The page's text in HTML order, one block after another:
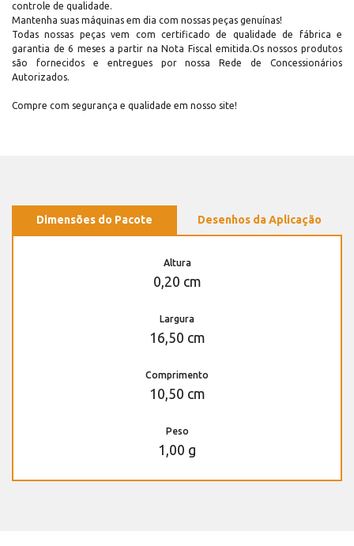
controle de qualidade.
Mantenha suas máquinas em dia com nossas peças genuínas!
Todas nossas peças vem com certificado de qualidade de fábrica e
garantia de 6 meses a partir na Nota Fiscal emitida.Os nossos produtos
são fornecidos e entregues por nossa Rede de Concessionários
Autorizados.
Compre com segurança e qualidade em nosso site!
Dimensões do Pacote Desenhos da Aplicação
Altura
0,20 cm
Largura
16,50 cm
Comprimento
10,50 cm
Peso
1,00 g